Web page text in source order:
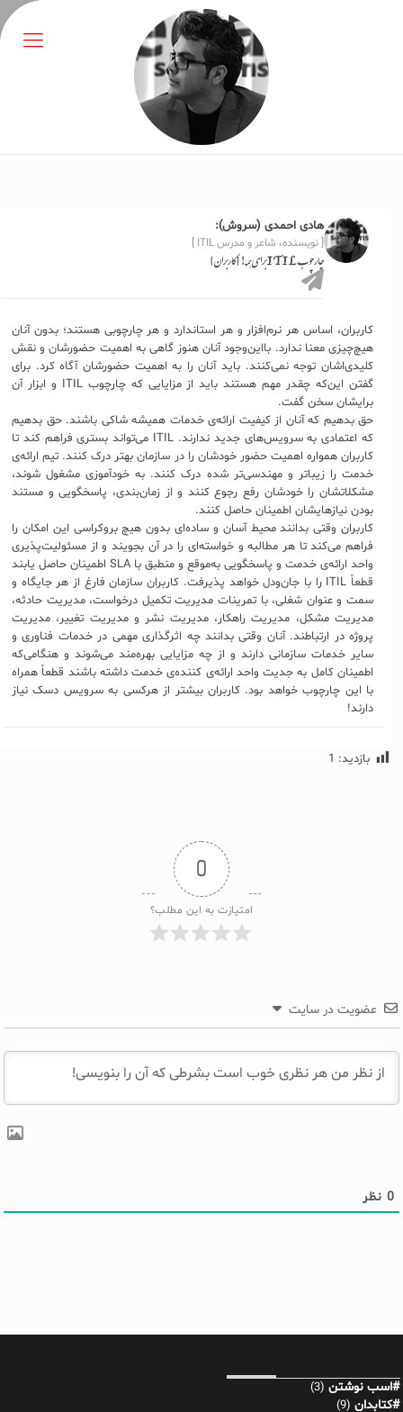
هادی احمدی (سروش):
[ نویسنده، شاعر و مدرس ITIL ]
چارچوب ITIL برای همه! [کاربران]
کاربران، اساس هر نرم‌افزار و هر استاندارد و هر چارچوبی هستند؛ بدون آنان
هیچ‌چیزی معنا ندارد. بااین‌وجود آنان هنوز گاهی به اهمیت حضورشان و نقش
کلیدی‌اشان توجه نمی‌کنند. باید آنان را به اهمیت حضورشان آگاه کرد. برای
گفتن این‌که چقدر مهم هستند باید از مزایایی که چارچوب ITIL و ابزار آن
برایشان سخن گفت.
حق بدهیم که آنان از کیفیت ارائه‌ی خدمات همیشه شاکی باشند. حق بدهیم
که اعتمادی به سرویس‌های جدید ندارند. ITIL می‌تواند بستری فراهم کند تا
کاربران همواره اهمیت حضور خودشان را در سازمان بهتر درک کنند. تیم ارائه‌ی
خدمت را زیباتر و مهندسی‌تر شده درک کنند. به خودآموزی مشغول شوند،
مشکلاتشان را خودشان رفع رجوع کنند و از زمان‌بندی، پاسخگویی و مستند
بودن نیازهایشان اطمینان حاصل کنند.
کاربران وقتی بدانند محیط آسان و ساده‌‌ای بدون هیچ بروکراسی‌ این امکان را
فراهم می‌کند تا هر مطالبه و خواسته‌ای را در آن بجویند و از مسئولیت‌پذیری
واحد ارائه‌ی خدمت و پاسخگویی به‌موقع و منطبق با SLA‌ اطمینان حاصل یابند
قطعاً ITIL را با جان‌ودل خواهد پذیرفت. کاربران سازمان فارغ از هر جایگاه و
سمت و عنوان شغلی، با تمرینات مدیریت تکمیل درخواست، مدیریت حادثه،
مدیریت مشکل، مدیریت راهکار، مدیریت نشر و مدیریت تغییر، مدیریت
پروژه در ارتباطند. آنان وقتی بدانند چه اثرگذاری مهمی در خدمات فناوری و
سایر خدمات سازمانی دارند و از چه مزایایی بهره‌مند می‌شوند و هنگامی‌که
اطمینان کامل به جدیت واحد ارائه‌ی کننده‌ی خدمت داشته باشند قطعاً همراه
با این چارچوب خواهد بود. کاربران بیشتر از هرکسی به سرویس دسک نیاز
دارند!
بازدید: 1
0
امتیازت به این مطلب؟
عضویت در سایت
0 نظر
#اسب نوشتن (3)
#کتابدان (9)